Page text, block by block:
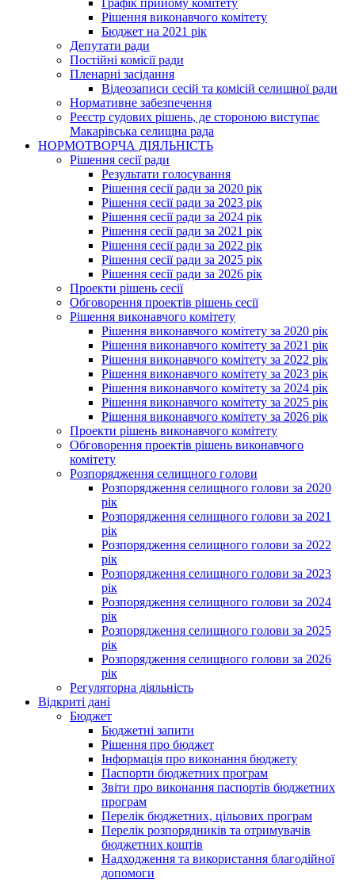
Графік прийому комітету
Рішення виконавчого комітету
Бюджет на 2021 рік
Депутати ради
Постійні комісії ради
Пленарні засідання
Відеозаписи сесій та комісій селищної ради
Нормативне забезпечення
Реєстр судових рішень, де стороною виступає
Макарівська селищна рада
НОРМОТВОРЧА ДІЯЛЬНІСТЬ
Рішення сесії ради
Результати голосування
Рішення сесії ради за 2020 рік
Рішення сесії ради за 2023 рік
Рішення сесії ради за 2024 рік
Рішення сесії ради за 2021 рік
Рішення сесії ради за 2022 рік
Рішення сесії ради за 2025 рік
Рішення сесії ради за 2026 рік
Проекти рішень сесії
Обговорення проектів рішень сесії
Рішення виконавчого комітету
Рішення виконавчого комітету за 2020 рік
Рішення виконавчого комітету за 2021 рік
Рішення виконавчого комітету за 2022 рік
Рішення виконавчого комітету за 2023 рік
Рішення виконавчого комітету за 2024 рік
Рішення виконавчого комітету за 2025 рік
Рішення виконавчого комітету за 2026 рік
Проекти рішень виконавчого комітету
Обговорення проектів рішень виконавчого
комітету
Розпорядження селищного голови
Розпорядження селищного голови за 2020
рік
Розпорядження селищного голови за 2021
рік
Розпорядження селищного голови за 2022
рік
Розпорядження селищного голови за 2023
рік
Розпорядження селищного голови за 2024
рік
Розпорядження селищного голови за 2025
рік
Розпорядження селищного голови за 2026
рік
Регуляторна діяльність
Відкриті дані
Бюджет
Бюджетні запити
Рішення про бюджет
Інформація про виконання бюджету
Паспорти бюджетних програм
Звіти про виконання паспортів бюджетних
програм
Перелік бюджетних, цільових програм
Перелік розпорядників та отримувачів
бюджетних коштів
Надходження та використання благодійної
допомоги